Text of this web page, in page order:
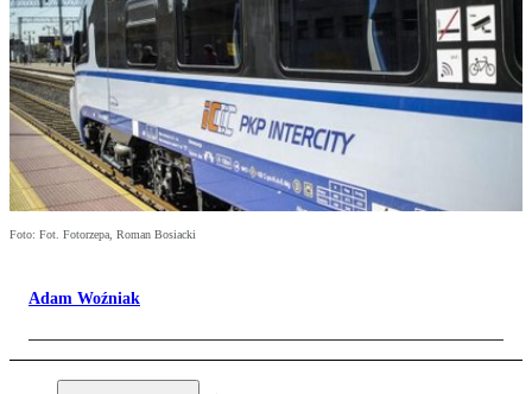
Foto: Fot. Fotorzepa, Roman Bosiacki
Adam Woźniak